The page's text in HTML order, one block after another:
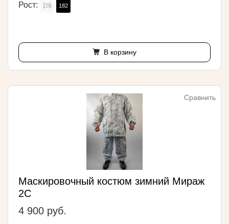
Рост: 176 182
В корзину
Сравнить
Маскировочный костюм зимний Мираж
2С
4 900 руб.